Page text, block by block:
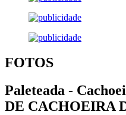
FOTOS
Paleteada -
DE CACHOEIRA